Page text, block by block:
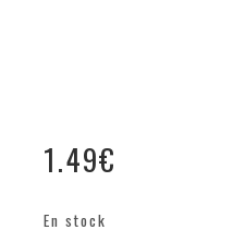
1.49€
En stock